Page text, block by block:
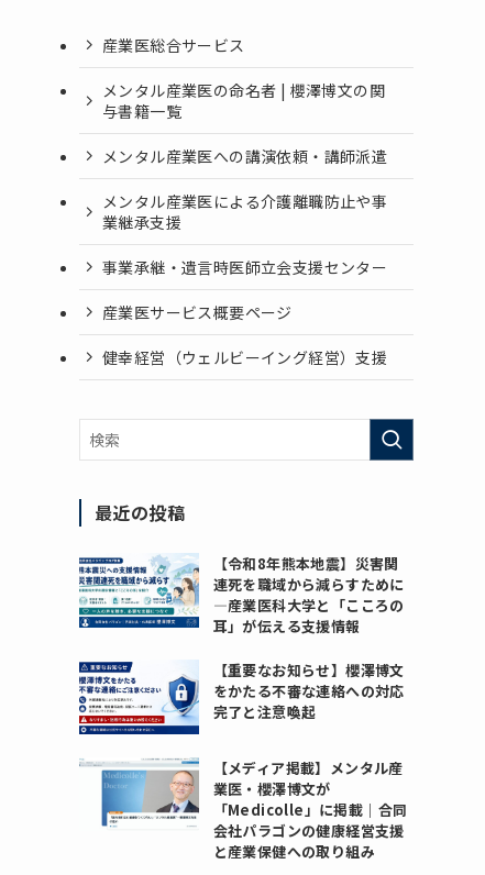
産業医総合サービス
メンタル産業医の命名者 | 櫻澤博文の関
与書籍一覧
メンタル産業医への講演依頼・講師派遣
メンタル産業医による介護離職防止や事
業継承支援
事業承継・遺言時医師立会支援センター
産業医サービス概要ページ
健幸経営（ウェルビーイング経営）支援
最近の投稿
【令和8年熊本地震】災害関
連死を職域から減らすために
―産業医科大学と「こころの
耳」が伝える支援情報
【重要なお知らせ】櫻澤博文
をかたる不審な連絡への対応
完了と注意喚起
【メディア掲載】メンタル産
業医・櫻澤博文が
「Medicolle」に掲載｜合同
会社パラゴンの健康経営支援
と産業保健への取り組み